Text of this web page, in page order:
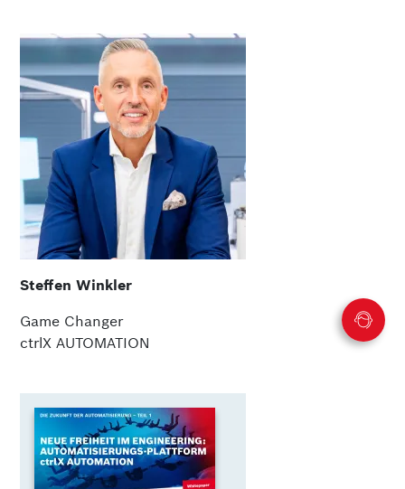
Steffen Winkler
Game Changer
ctrlX AUTOMATION